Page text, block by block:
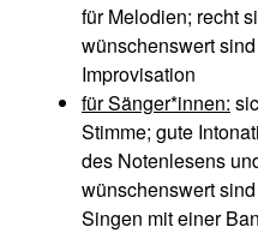
für Melodien; recht
wünschenswert
Improvisation
für Sänger*innen:
Stimme; gute
des Notenlesens
wünschenswert
Singen mit einer